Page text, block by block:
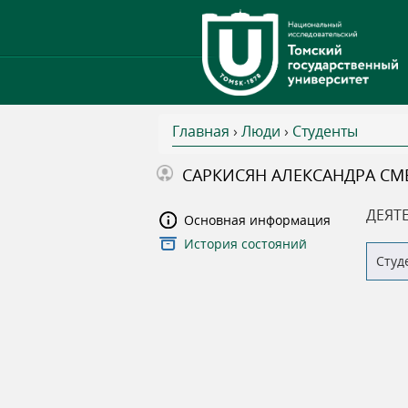
В
ы
з
Главная › Люди › Студенты
САРКИСЯН АЛЕКСАНДРА
Основная информация
История состояний